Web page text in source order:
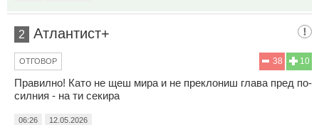
2 Атлантист+
10
38
ОТГОВОР
Правилно! Като не щеш мира и не преклониш глава пред по-
силния - на ти секира
06:26 12.05.2026